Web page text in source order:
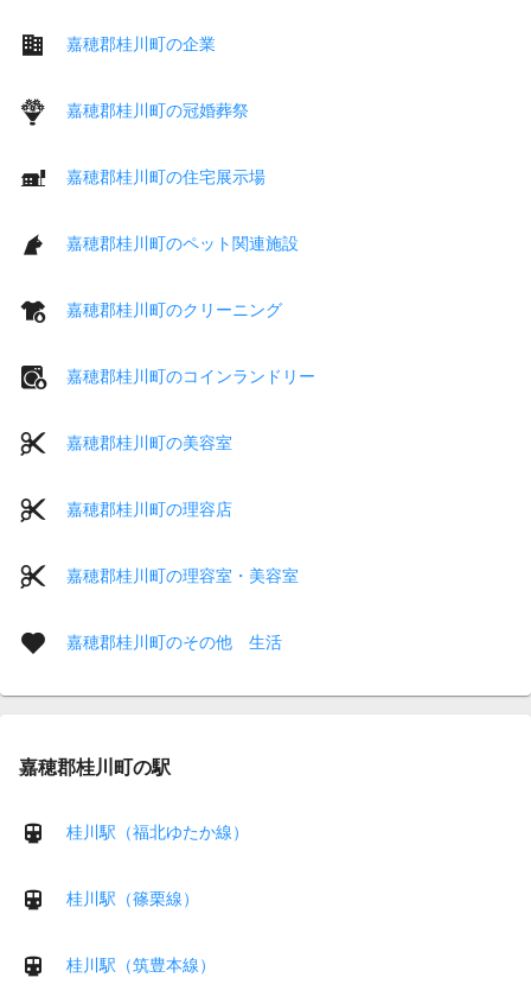
嘉穂郡桂川町の企業
嘉穂郡桂川町の冠婚葬祭
嘉穂郡桂川町の住宅展示場
嘉穂郡桂川町のペット関連施設
嘉穂郡桂川町のクリーニング
嘉穂郡桂川町のコインランドリー
嘉穂郡桂川町の美容室
嘉穂郡桂川町の理容店
嘉穂郡桂川町の理容室・美容室
嘉穂郡桂川町のその他 生活
嘉穂郡桂川町の駅
桂川駅（福北ゆたか線）
桂川駅（篠栗線）
桂川駅（筑豊本線）